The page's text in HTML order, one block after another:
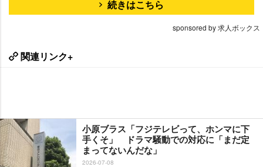
続きはこちら
sponsored by 求人ボックス
関連リンク+
小原ブラス「フジテレビって、ホンマに下
手くそ」 ドラマ騒動での対応に「まだ定
まってないんだな」
2026-07-08